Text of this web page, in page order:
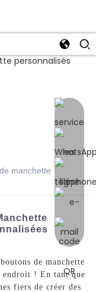
manchette
de manchette
endroit ! En tant que
fiers de créer des